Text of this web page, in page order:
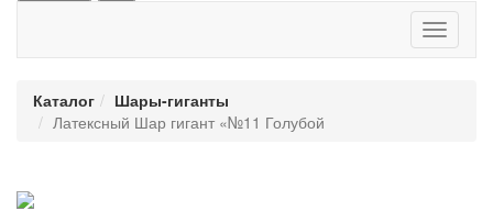
Панель
Каталог
Шары-гиганты
Латексный Шар гигант «№11 Голубой